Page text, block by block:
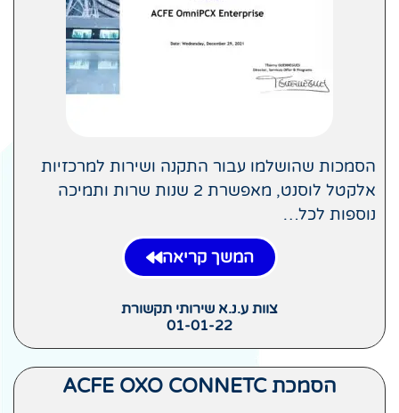
הסמכות שהושלמו עבור התקנה ושירות למרכזיות
אלקטל לוסנט, מאפשרת 2 שנות שרות ותמיכה
נוספות לכל…
המשך קריאה
צוות ע.נ.א שירותי תקשורת
01-01-22
הסמכת ACFE OXO CONNETC